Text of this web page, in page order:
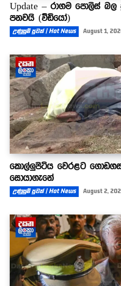
Update – රාගම පොලිස්
පනවයි (වීඩියෝ)
උණුසුම් පුවත් | Hot News August 1,
කොල්ලුපිටිය වෙරළට
සොයාගැනේ
උණුසුම් පුවත් | Hot News August 2,